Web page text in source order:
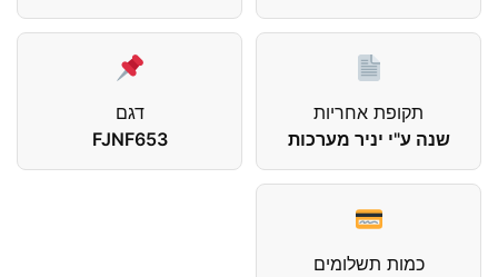
תקופת אחריות
שנה ע"י יניר מערכות
דגם
FJNF653
כמות תשלומים